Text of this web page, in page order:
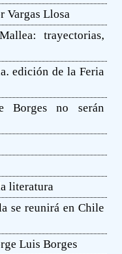
Vargas Llosa
trayectorias,
edición de la Feria
Borges no serán
literatura
se reunirá en Chile
Luis Borges